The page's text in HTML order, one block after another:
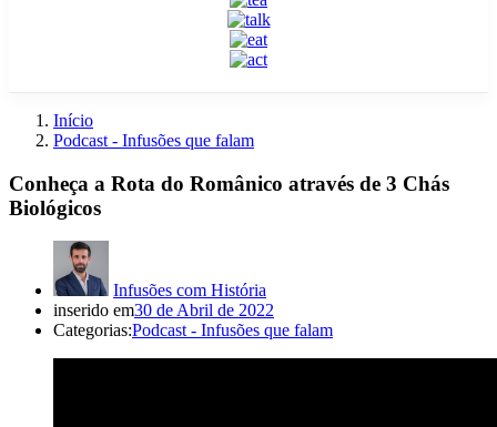
Início
Podcast - Infusões que falam
Conheça a Rota do Românico através de 3 Chás
Biológicos
Infusões com História
inserido em30 de Abril de 2022
Categorias:Podcast - Infusões que falam